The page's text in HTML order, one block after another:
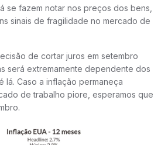
se fazem notar nos preços dos bens,
sinais de fragilidade no mercado de
de cortar juros em setembro
será extremamente dependente dos
lá. Caso a inflação permaneça
de trabalho piore, esperamos que